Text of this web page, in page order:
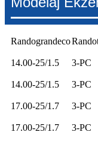
Randograndeco
14.00-25/1.5 3-PC
14.00-25/1.5 3-PC
17.00-25/1.7
3-PC
17.00-25/1.7
3-PC